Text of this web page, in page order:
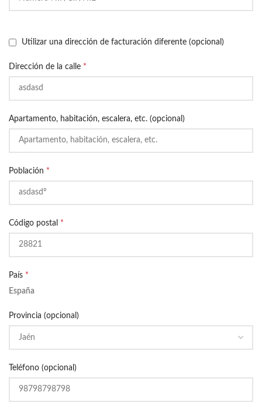
Utilizar una dirección de facturación diferente (opcional)
Dirección de la calle *
Apartamento, habitación, escalera, etc. (opcional)
Población *
Código postal *
País *
España
Provincia (opcional)
Teléfono (opcional)